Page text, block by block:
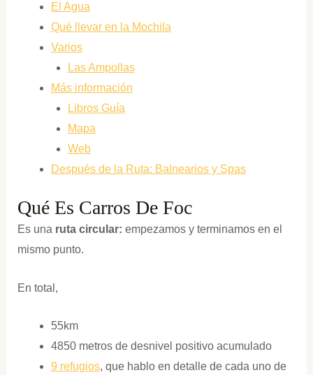
El Agua
Qué llevar en la Mochila
Varios
Las Ampollas
Más información
Libros Guía
Mapa
Web
Después de la Ruta: Balnearios y Spas
Qué Es Carros De Foc
Es una ruta circular: empezamos y terminamos en el
mismo punto.
En total,
55km
4850 metros de desnivel positivo acumulado
9 refugios, que hablo en detalle de cada uno de